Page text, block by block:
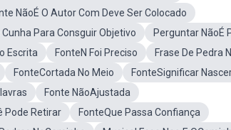
NãoÉ O Autor Com Deve Ser Colocado
Cunha Para Consguir Objetivo
Perguntar NãoÉ
Escrita FonteN Foi Preciso
Frase De Pedra
FonteCortada No Meio
FonteSignificar
Fonte NãoAjustada
Pode Retirar
FonteQue Passa Confiança